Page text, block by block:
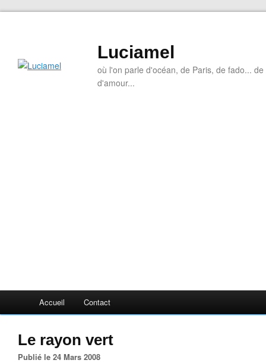
Luciamel
où l'on parle d'océan, de Paris, de fado...
d'amour...
Accueil Contact
Le rayon vert
Publié le 24 Mars 2008